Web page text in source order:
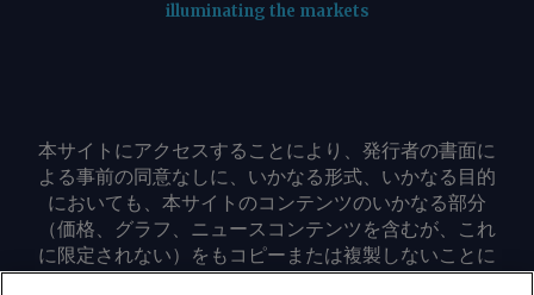
illuminating the markets
本サイトにアクセスすることにより、発行者の書面に
よる事前の同意なしに、いかなる形式、いかなる目的
においても、本サイトのコンテンツのいかなる部分
（価格、グラフ、ニュースコンテンツを含むが、これ
に限定されない）をもコピーまたは複製しないことに
同意するものとする。